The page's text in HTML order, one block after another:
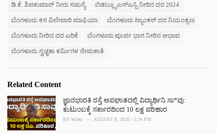
ಡಿ.ಕೆ. ಶಿವಕುಮಾರ್ ನೀರು ಸಮಸ್ಯೆ ಬಿಡಬ್ಲ್ಯೂಎಸ್ಎಸ್ಬಿ ನೀರಿನ ದರ 2024
ಬೆಂಗಳೂರು ಕಸ ವಿಲೇವಾರಿ ಮಾಫಿಯಾ ಬೆಂಗಳೂರು ಟ್ಯಾಂಕರ್ ದರ ನಿಯಂತ್ರಣ
ಬೆಂಗಳೂರು ನೀರಿನ ದರ ಏರಿಕೆ ಬೆಂಗಳೂರು ಪೂರ್ವ ಭಾಗ ನೀರಿನ ಅಭಾವ
ಬೆಂಗಳೂರು ಸ್ವಚ್ಛತಾ ಕರ್ಮಿಗಳ ನೇಮಕಾತಿ
Related Content
ಜ್ಞಾನಭಾರತಿ ರಸ್ತೆ ಅಪಘಾತದಲ್ಲಿ ವಿದ್ಯಾರ್ಥಿನಿ ಸಾ*ವು:
ಕುಟುಂಬಕ್ಕೆ ಸರ್ಕಾರದಿಂದ 10 ಲಕ್ಷ ಪರಿಹಾರ
BY ಕವಿತಾ AUGUST 8, 2026 - 2:24 PM